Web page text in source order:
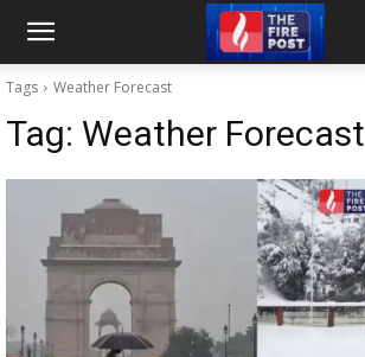
Tags Weather Forecast
Tag: Weather Forecast